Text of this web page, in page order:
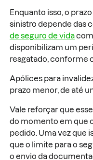
Enquanto isso, o
sinistro depende das
de seguro de vida
disponibilizam um
resgatado, conforme
Apólices para
prazo menor, de até
Vale reforçar que
do momento em que
pedido. Uma vez que
que o limite para o
o envio da